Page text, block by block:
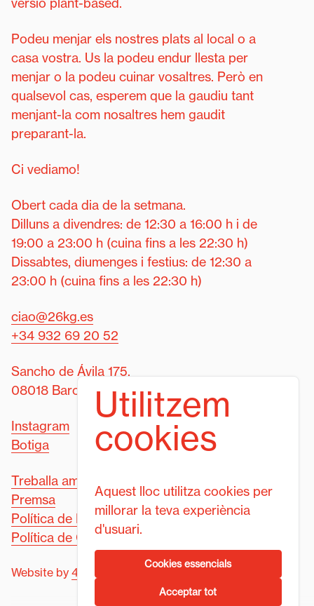
Podeu menjar els nostres plats al local o a
casa vostra. Us la podeu endur llesta per
menjar o la podeu cuinar vosaltres. Però en
qualsevol cas, esperem que la gaudiu tant
menjant-la com nosaltres hem gaudit
preparant-la.
Ci vediamo!
Obert cada dia de la setmana.
Dilluns a divendres: de 12:30 a 16:00 h i de
19:00 a 23:00 h (cuina fins a les 22:30 h)
Dissabtes, diumenges i festius: de 12:30 a
23:00 h (cuina fins a les 22:30 h)
ciao@26kg.es
+34 932 69 20 52
Sancho de Ávila 175,
08018 Barcelona
Instagram
Botiga
Treballa amb nosaltres
Premsa
Política de Privacitat
Política de Cookies
Website by 4funkies
Utilitzem
cookies
Aquest lloc utilitza cookies per
millorar la teva experiència
d'usuari.
Cookies essencials
Acceptar tot